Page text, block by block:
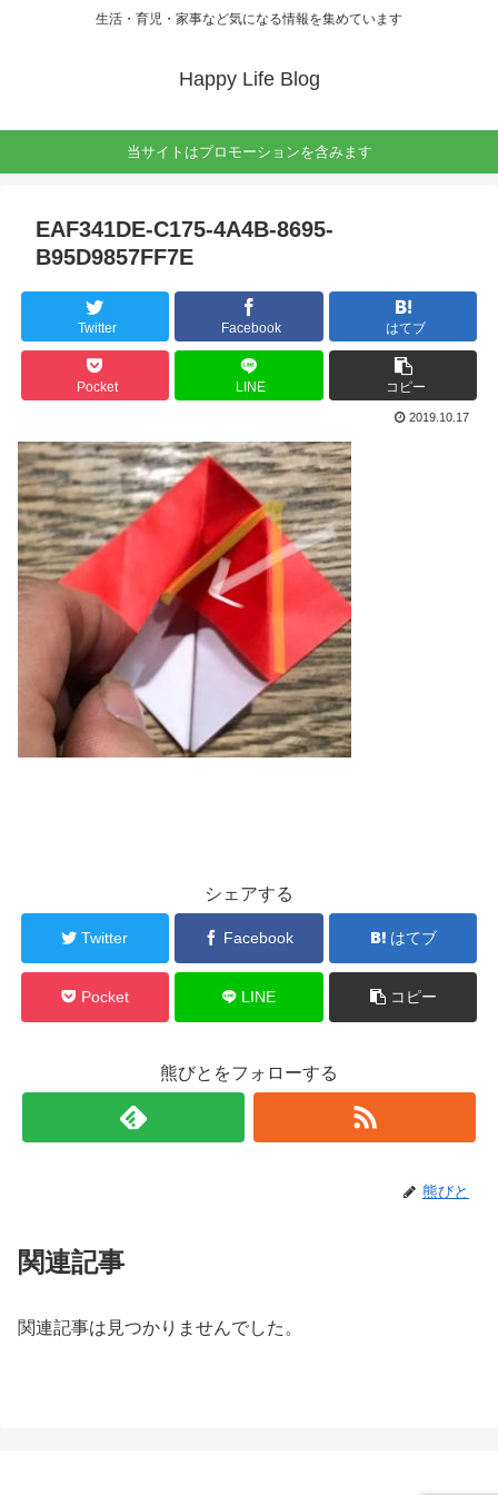
生活・育児・家事など気になる情報を集めています
Happy Life Blog
当サイトはプロモーションを含みます
EAF341DE-C175-4A4B-8695-
B95D9857FF7E
Twitter Facebook はてブ
Pocket LINE コピー
2019.10.17
シェアする
Twitter Facebook はてブ
Pocket LINE コピー
熊びとをフォローする
熊びと
関連記事
関連記事は見つかりませんでした。